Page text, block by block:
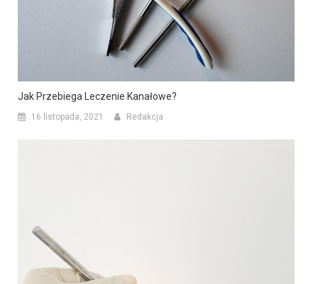
Jak Przebiega Leczenie Kanałowe?
16 listopada, 2021 Redakcja